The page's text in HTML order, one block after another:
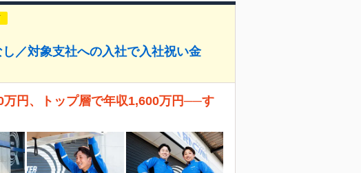
／対象支社への入社で入社祝い金
円、トップ層で年収1,600万円──す